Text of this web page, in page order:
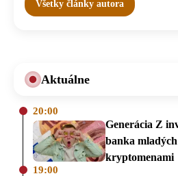
Všetky články autora
Aktuálne
20:00
Generácia Z
banka
kryptomenami
19:00